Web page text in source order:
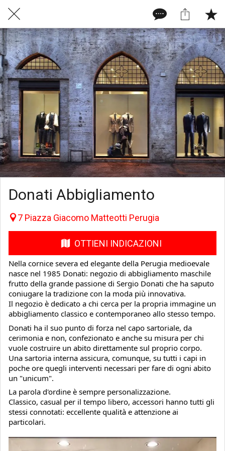
Donati Abbigliamento
7 Piazza Giacomo Matteotti Perugia
OTTIENI INDICAZIONI
Nella cornice severa ed elegante della Perugia medioevale
nasce nel 1985 Donati: negozio di abbigliamento maschile
frutto della grande passione di Sergio Donati che ha saputo
coniugare la tradizione con la moda più innovativa.
Il negozio è dedicato a chi cerca per la propria immagine un
abbigliamento classico e contemporaneo allo stesso tempo.
Donati ha il suo punto di forza nel capo sartoriale, da
cerimonia e non, confezionato e anche su misura per chi
vuole costruire un abito direttamente sul proprio corpo.
Una sartoria interna assicura, comunque, su tutti i capi in
poche ore quegli interventi necessari per fare di ogni abito
un "unicum".
La parola d'ordine è sempre personalizzazione.
Classico, casual per il tempo libero, accessori hanno tutti gli
stessi connotati: eccellente qualità e attenzione ai
particolari.